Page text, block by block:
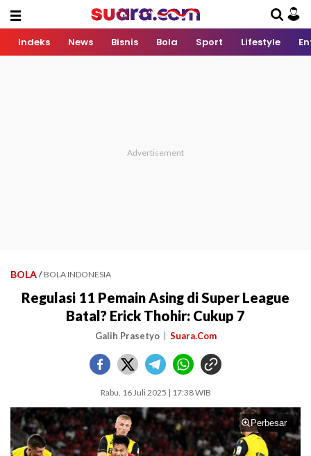
Indeks News Bisnis Bola Sport Lifestyle
BOLA / BOLA INDONESIA
Regulasi 11 Pemain Asing di Super League
Batal? Erick Thohir: Cukup 7
Galih Prasetyo Suara.Com
Rabu, 16 Juli 2025 | 17:38 WIB
Perbesar